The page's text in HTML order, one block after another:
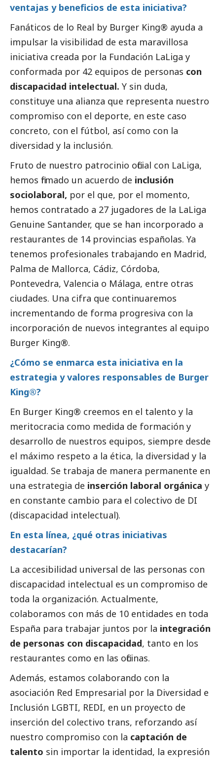
ventajas y beneficios de esta iniciativa?
Fanáticos de lo Real by Burger King® ayuda a
impulsar la visibilidad de esta maravillosa
iniciativa creada por la Fundación LaLiga y
conformada por 42 equipos de personas con
discapacidad intelectual. Y sin duda,
constituye una alianza que representa nuestro
compromiso con el deporte, en este caso
concreto, con el fútbol, así como con la
diversidad y la inclusión.
Fruto de nuestro patrocinio oficial con LaLiga,
hemos firmado un acuerdo de inclusión
sociolaboral, por el que, por el momento,
hemos contratado a 27 jugadores de la LaLiga
Genuine Santander, que se han incorporado a
restaurantes de 14 provincias españolas. Ya
tenemos profesionales trabajando en Madrid,
Palma de Mallorca, Cádiz, Córdoba,
Pontevedra, Valencia o Málaga, entre otras
ciudades. Una cifra que continuaremos
incrementando de forma progresiva con la
incorporación de nuevos integrantes al equipo
Burger King®.
¿Cómo se enmarca esta iniciativa en la
estrategia y valores responsables de Burger
King®?
En Burger King® creemos en el talento y la
meritocracia como medida de formación y
desarrollo de nuestros equipos, siempre desde
el máximo respeto a la ética, la diversidad y la
igualdad. Se trabaja de manera permanente en
una estrategia de inserción laboral orgánica y
en constante cambio para el colectivo de DI
(discapacidad intelectual).
En esta línea, ¿qué otras iniciativas
destacarían?
La accesibilidad universal de las personas con
discapacidad intelectual es un compromiso de
toda la organización. Actualmente,
colaboramos con más de 10 entidades en toda
España para trabajar juntos por la integración
de personas con discapacidad, tanto en los
restaurantes como en las oficinas.
Además, estamos colaborando con la
asociación Red Empresarial por la Diversidad e
Inclusión LGBTI, REDI, en un proyecto de
inserción del colectivo trans, reforzando así
nuestro compromiso con la captación de
talento sin importar la identidad, la expresión